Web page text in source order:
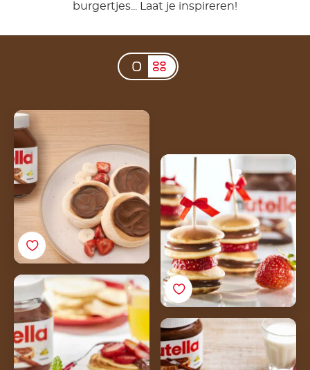
burgertjes... Laat je inspireren!
Mini
pannenkoekjestoren
met aardbei
Pannenkoeken met
yoghurt en aardbeien
Nutella<sup>®</sup>